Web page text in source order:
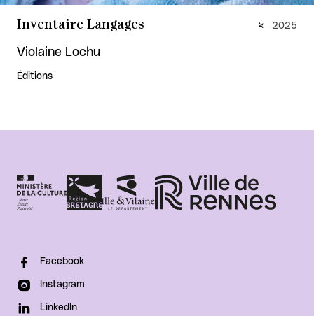
Inventaire Langages
Violaine Lochu
Éditions
2025
Facebook
Instagram
LinkedIn